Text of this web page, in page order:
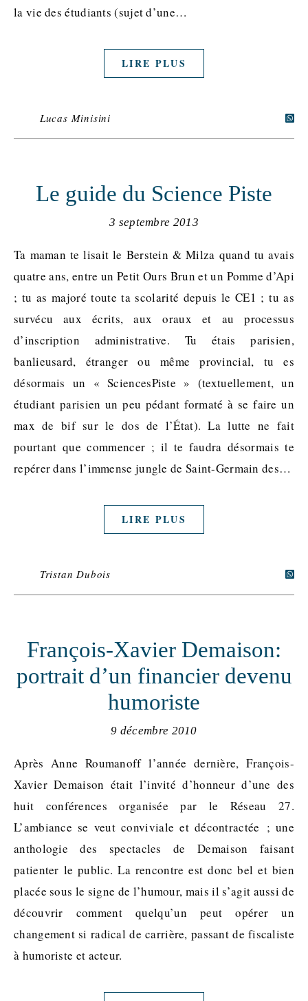
la vie des étudiants (sujet d’une…
LIRE PLUS
Lucas Minisini
Le guide du Science Piste
3 septembre 2013
Ta maman te lisait le Berstein & Milza quand tu avais
quatre ans, entre un Petit Ours Brun et un Pomme d’Api
; tu as majoré toute ta scolarité depuis le CE1 ; tu as
survécu aux écrits, aux oraux et au processus
d’inscription administrative. Tu étais parisien,
banlieusard, étranger ou même provincial, tu es
désormais un « SciencesPiste » (textuellement, un
étudiant parisien un peu pédant formaté à se faire un
max de bif sur le dos de l’État). La lutte ne fait
pourtant que commencer ; il te faudra désormais te
repérer dans l’immense jungle de Saint-Germain des…
LIRE PLUS
Tristan Dubois
François-Xavier Demaison:
portrait d’un financier devenu
humoriste
9 décembre 2010
Après Anne Roumanoff l’année dernière, François-
Xavier Demaison était l’invité d’honneur d’une des
huit conférences organisée par le Réseau 27.
L’ambiance se veut conviviale et décontractée ; une
anthologie des spectacles de Demaison faisant
patienter le public. La rencontre est donc bel et bien
placée sous le signe de l’humour, mais il s’agit aussi de
découvrir comment quelqu’un peut opérer un
changement si radical de carrière, passant de fiscaliste
à humoriste et acteur.